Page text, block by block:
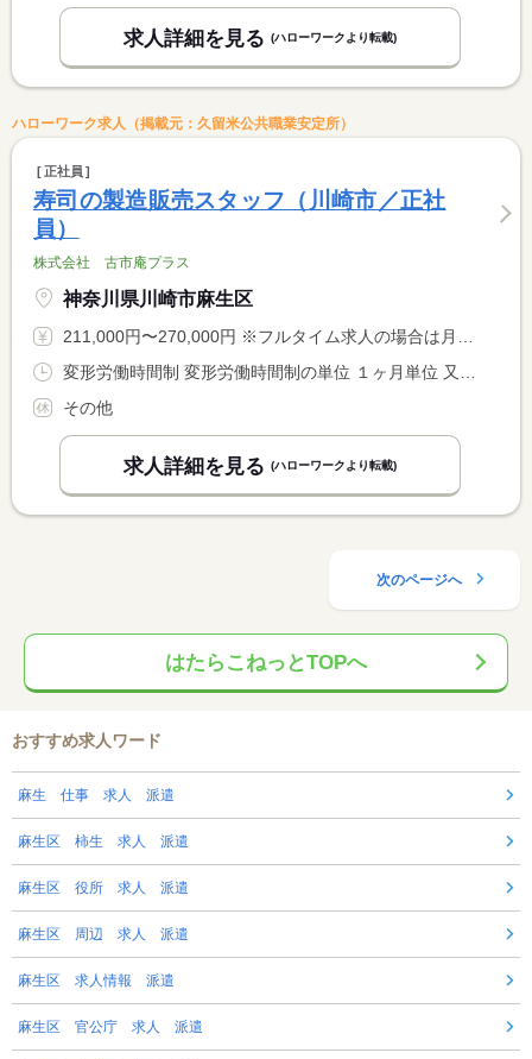
求人詳細を見る (ハローワークより転載)
ハローワーク求人（掲載元：久留米公共職業安定所）
正社員
寿司の製造販売スタッフ（川崎市／正社
員）
株式会社 古市庵プラス
神奈川県川崎市麻生区
211,000円〜270,000円 ※フルタイム求人の場合は月額（換算額）、パート求人の場合は時間額を表示しています。
変形労働時間制 変形労働時間制の単位 １ヶ月単位 又は 7時00分〜20時30分の時間の間の8時間程度 就業時間に関する特記事項 ＊シフト制
その他
求人詳細を見る (ハローワークより転載)
次のページへ
はたらこねっとTOPへ
おすすめ求人ワード
麻生 仕事 求人 派遣
麻生区 柿生 求人 派遣
麻生区 役所 求人 派遣
麻生区 周辺 求人 派遣
麻生区 求人情報 派遣
麻生区 官公庁 求人 派遣